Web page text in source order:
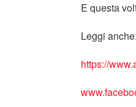
E questa
Leggi anche:
https://